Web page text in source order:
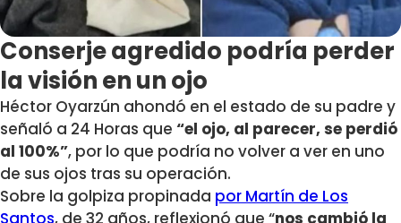
Conserje agredido podría perder
la visión en un ojo
Héctor Oyarzún ahondó en el estado de su padre y
señaló a 24 Horas que “el ojo, al parecer, se perdió
al 100%”, por lo que podría no volver a ver en uno
de sus ojos tras su operación.
Sobre la golpiza propinada por Martín de Los
Santos, de 32 años, reflexionó que “nos cambió la